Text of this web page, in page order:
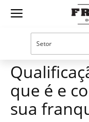
Guia
Manual do sucesso
que é e
sua